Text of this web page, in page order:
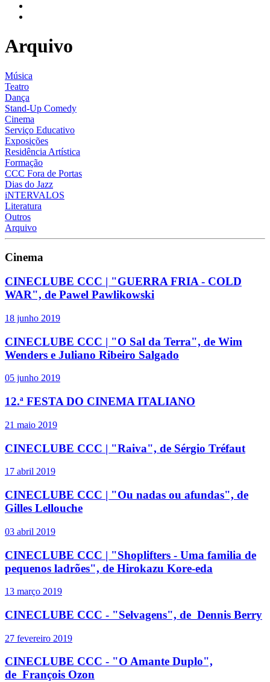
Arquivo
Música
Teatro
Dança
Stand-Up Comedy
Cinema
Serviço Educativo
Exposições
Residência Artística
Formação
CCC Fora de Portas
Dias do Jazz
iNTERVALOS
Literatura
Outros
Arquivo
Cinema
CINECLUBE CCC | "GUERRA FRIA - COLD
WAR", de Pawel Pawlikowski
18 junho 2019
CINECLUBE CCC | "O Sal da Terra", de Wim
Wenders e Juliano Ribeiro Salgado
05 junho 2019
12.ª FESTA DO CINEMA ITALIANO
21 maio 2019
CINECLUBE CCC | "Raiva", de Sérgio Tréfaut
17 abril 2019
CINECLUBE CCC | "Ou nadas ou afundas", de
Gilles Lellouche
03 abril 2019
CINECLUBE CCC | "Shoplifters - Uma familia de
pequenos ladrões", de Hirokazu Kore-eda
13 março 2019
CINECLUBE CCC - "Selvagens", de Dennis Berry
27 fevereiro 2019
CINECLUBE CCC - "O Amante Duplo",
de François Ozon